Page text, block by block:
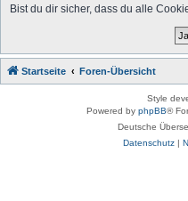
Bist du dir sicher, dass du alle
Startseite Foren-Übersicht
Style
Powered by phpBB®
Deutsche
Datenschutz|